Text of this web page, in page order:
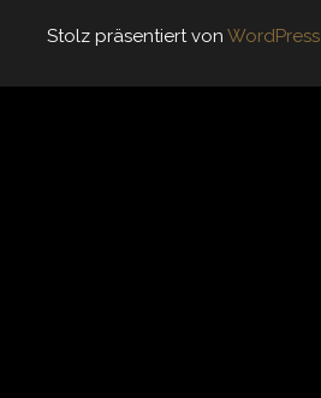
Stolz präsentiert von WordPress